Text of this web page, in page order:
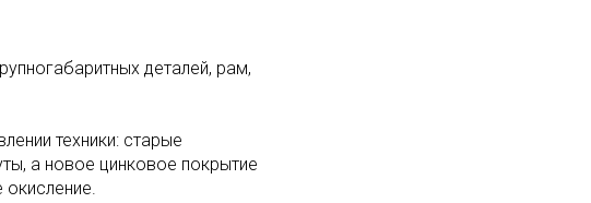
деталей, рам,
техники: старые
а новое цинковое покрытие